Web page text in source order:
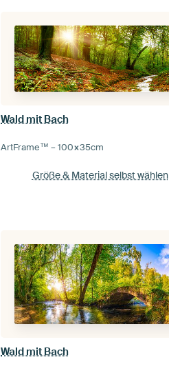
Wald mit Bach
ArtFrame™ –100×35cm
Größe & Material selbst wählen
Wald mit Bach